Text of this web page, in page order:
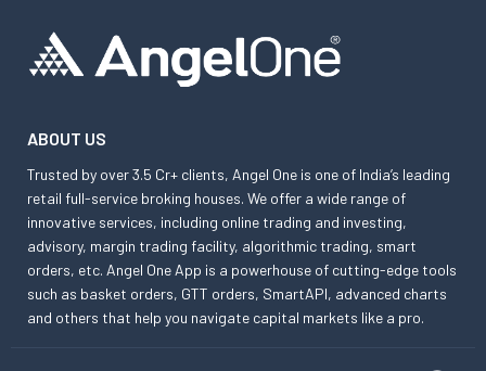
ABOUT US
Trusted by over 3.5 Cr+ clients, Angel One is one of India’s leading
retail full-service broking houses. We offer a wide range of
innovative services, including online trading and investing,
advisory, margin trading facility, algorithmic trading, smart
orders, etc. Angel One App is a powerhouse of cutting-edge tools
such as basket orders, GTT orders, SmartAPI, advanced charts
and others that help you navigate capital markets like a pro.